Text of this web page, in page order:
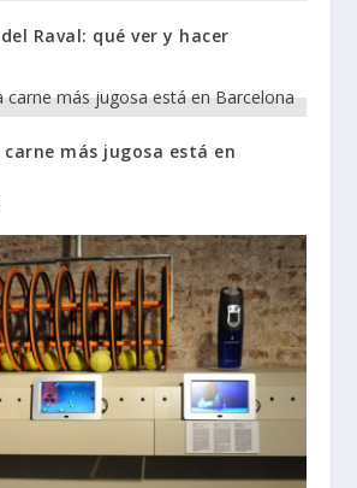
Raval: qué ver y hacer
carne más jugosa está en